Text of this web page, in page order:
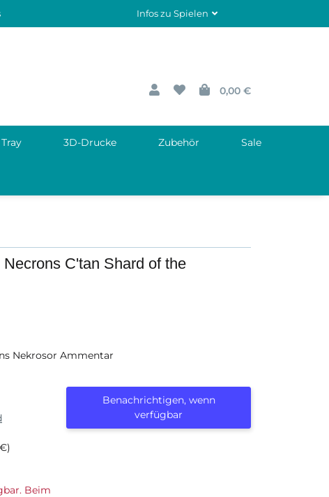
Infos zu Spielen
0,00 €
3D-Drucke Zubehör Sale
C'tan Shard of the
Nekrosor Ammentar
)
Beim
Benachrichtigen, wenn
verfügbar